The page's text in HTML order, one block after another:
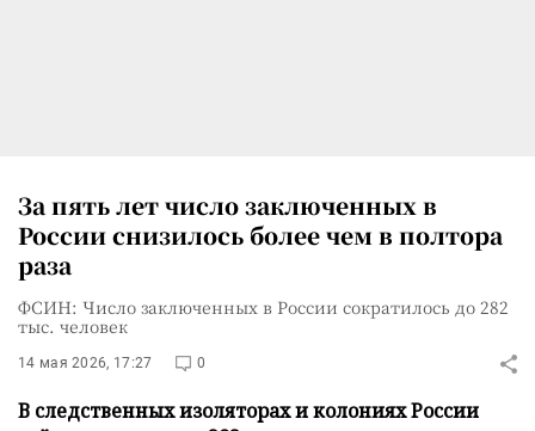
За пять лет число заключенных в
России снизилось более чем в полтора
раза
ФСИН: Число заключенных в России сократилось до 282
тыс. человек
14 мая 2026, 17:27 0
В следственных изоляторах и колониях России